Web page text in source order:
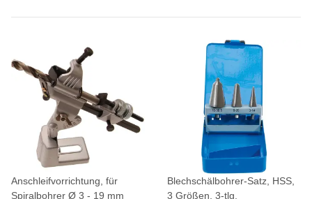
Anschleifvorrichtung, für
Spiralbohrer Ø 3 - 19 mm
Blechschälbohrer-Satz, HSS,
3 Größen, 3-tlg.